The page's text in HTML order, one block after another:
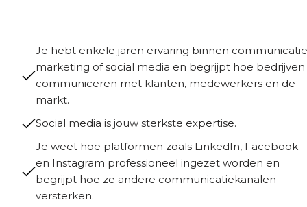
Je hebt enkele jaren ervaring binnen
marketing of social media en begrijpt hoe bedrijven
communiceren met klanten, medewerkers en de
markt.
Social media is jouw sterkste expertise.
Je weet hoe platformen zoals LinkedIn, Facebook
en Instagram professioneel ingezet worden en
begrijpt hoe ze andere communicatiekanalen
versterken.